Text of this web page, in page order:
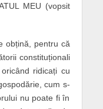
MEU (vopsit
obțină, pentru că
constituționali
ridicați cu
cum s-
nu poate fi în